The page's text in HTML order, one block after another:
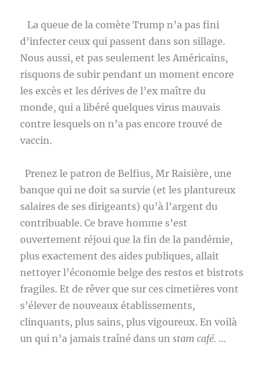
La queue de la comète Trump n’a pas fini
d’infecter ceux qui passent dans son sillage.
Nous aussi, et pas seulement les Américains,
risquons de subir pendant un moment encore
les excès et les dérives de l’ex maître du
monde, qui a libéré quelques virus mauvais
contre lesquels on n’a pas encore trouvé de
vaccin.
Prenez le patron de Belfius, Mr Raisière, une
banque qui ne doit sa survie (et les plantureux
salaires de ses dirigeants) qu’à l’argent du
contribuable. Ce brave homme s’est
ouvertement réjoui que la fin de la pandémie,
plus exactement des aides publiques, allait
nettoyer l’économie belge des restos et bistrots
fragiles. Et de rêver que sur ces cimetières vont
s’élever de nouveaux établissements,
clinquants, plus sains, plus vigoureux. En voilà
un qui n’a jamais traîné dans unstam café. …